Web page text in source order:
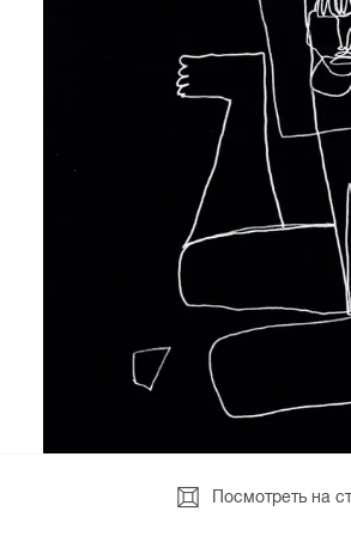
Посмотреть на